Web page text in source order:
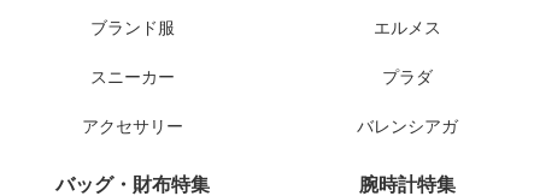
ブランド服
スニーカー
アクセサリー
エルメス
プラダ
バレンシアガ
バッグ・財布特集 腕時計特集